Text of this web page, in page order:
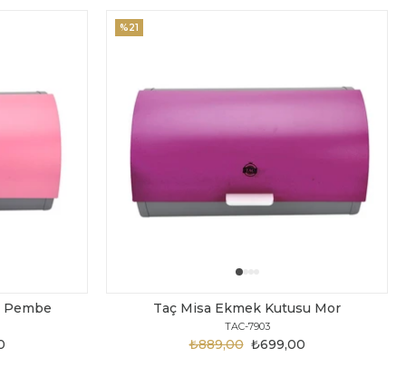
Pembe Taç Misa Ekmek Kutusu Mor
TAC-7903
₺699,00
₺889,00
%21